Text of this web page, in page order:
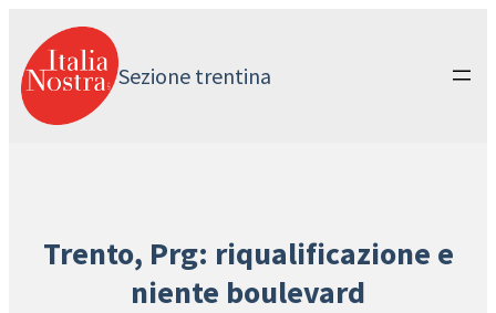
contenuto
Sezione trentina
Trento, Prg: riqualificazione e
niente boulevard